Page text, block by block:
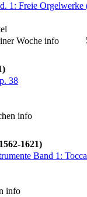
1: Freie Orgelwerke
Woche info
38
info
1621)
Band 1:
info